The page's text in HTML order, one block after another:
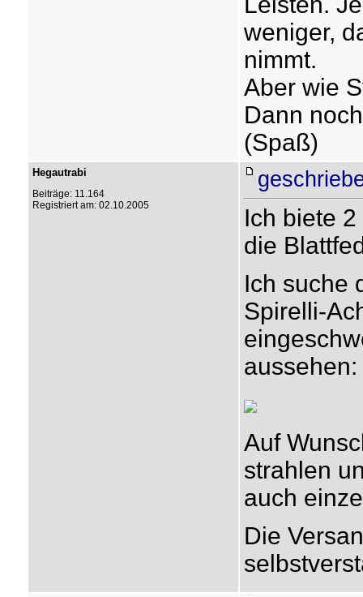
weniger,
nimmt.
Aber wie
Dann
(Spaß)
Hegautrabi
Beiträge: 11.164
Registriert am: 02.10.2005
Ich biete
die
Ich suche
Spirelli-
aussehen:
Auf
strahlen
auch
Die